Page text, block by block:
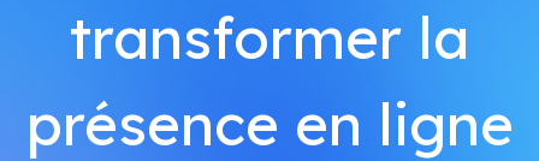
transformer la
présence en ligne